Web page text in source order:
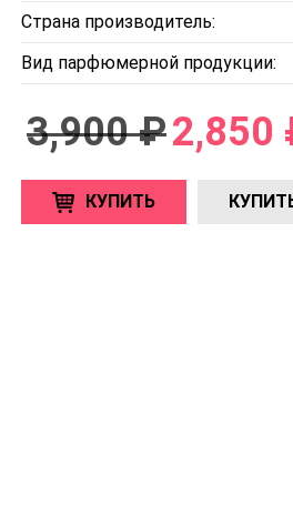
Страна производитель:
Вид парфюмерной продукции:
3,900 ₽2,850
КУПИТЬ